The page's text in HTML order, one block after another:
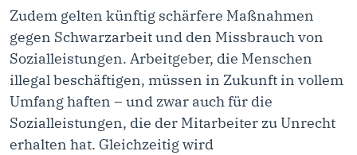
Zudem gelten künftig schärfere Maßnahmen
gegen Schwarzarbeit und den Missbrauch von
Sozialleistungen. Arbeitgeber, die Menschen
illegal beschäftigen, müssen in Zukunft in vollem
Umfang haften – und zwar auch für die
Sozialleistungen, die der Mitarbeiter zu Unrecht
erhalten hat. Gleichzeitig wird